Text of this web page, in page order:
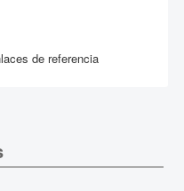
de referencia